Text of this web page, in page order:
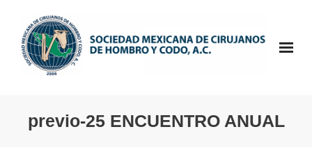
contenido
previo-25 ENCUENTRO ANUAL